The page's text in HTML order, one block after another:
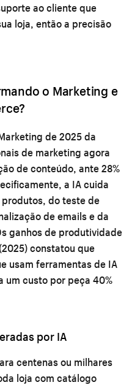
ao cliente que
loja, então a precisão
o Marketing e
de 2025 da
de marketing agora
de conteúdo, ante 28%
a IA cuida
do teste de
de emails e da
ganhos de produtividade
constatou que
usam ferramentas de IA
um custo por peça 40%
por IA
centenas ou milhares
loja com catálogo